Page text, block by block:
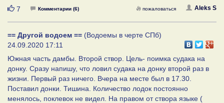
Нравится
7 Комментарии (6) Aleks S
пожаловаться
== Другой водоем == (Водоемы в черте СПб)
24.09.2020 17:11
Южная часть дамбы. Второй створ. Цель- поимка судака на
донку. Сразу напишу, что ловил судака на донку второй раз в
жизни. Первый раз ничего. Вчера на месте был в 17.30.
Поставил донки. Тишина. Количество лодок постоянно
менялось, поклевок не видел. На правом от створа языке (